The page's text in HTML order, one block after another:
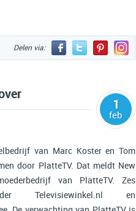
Delen via:
van Marc Koster en Tom
door PlatteTV. Dat meldt New
van PlatteTV. Zes
Televisiewinkel.nl en
1
feb